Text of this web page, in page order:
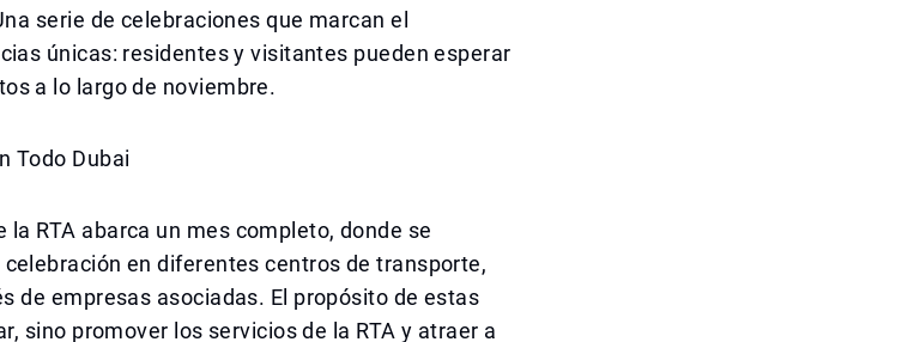
serie de celebraciones que marcan el
únicas: residentes y visitantes pueden esperar
a lo largo de noviembre.
Todo Dubai
RTA abarca un mes completo, donde se
en diferentes centros de transporte,
de empresas asociadas. El propósito de estas
sino promover los servicios de la RTA y atraer a